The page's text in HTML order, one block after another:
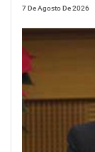
7 De Agosto De 2026